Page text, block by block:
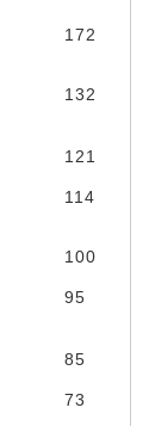
172
132
121
114
100
95
85
73